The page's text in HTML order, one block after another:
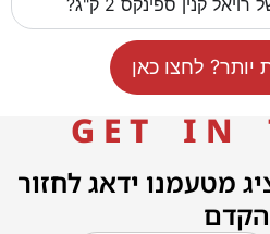
יותר? לחצו כאן
G E T I N
מטעמנו ידאג לחזור